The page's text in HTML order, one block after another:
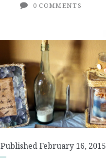
0 COMMENTS
Published February 16, 2015